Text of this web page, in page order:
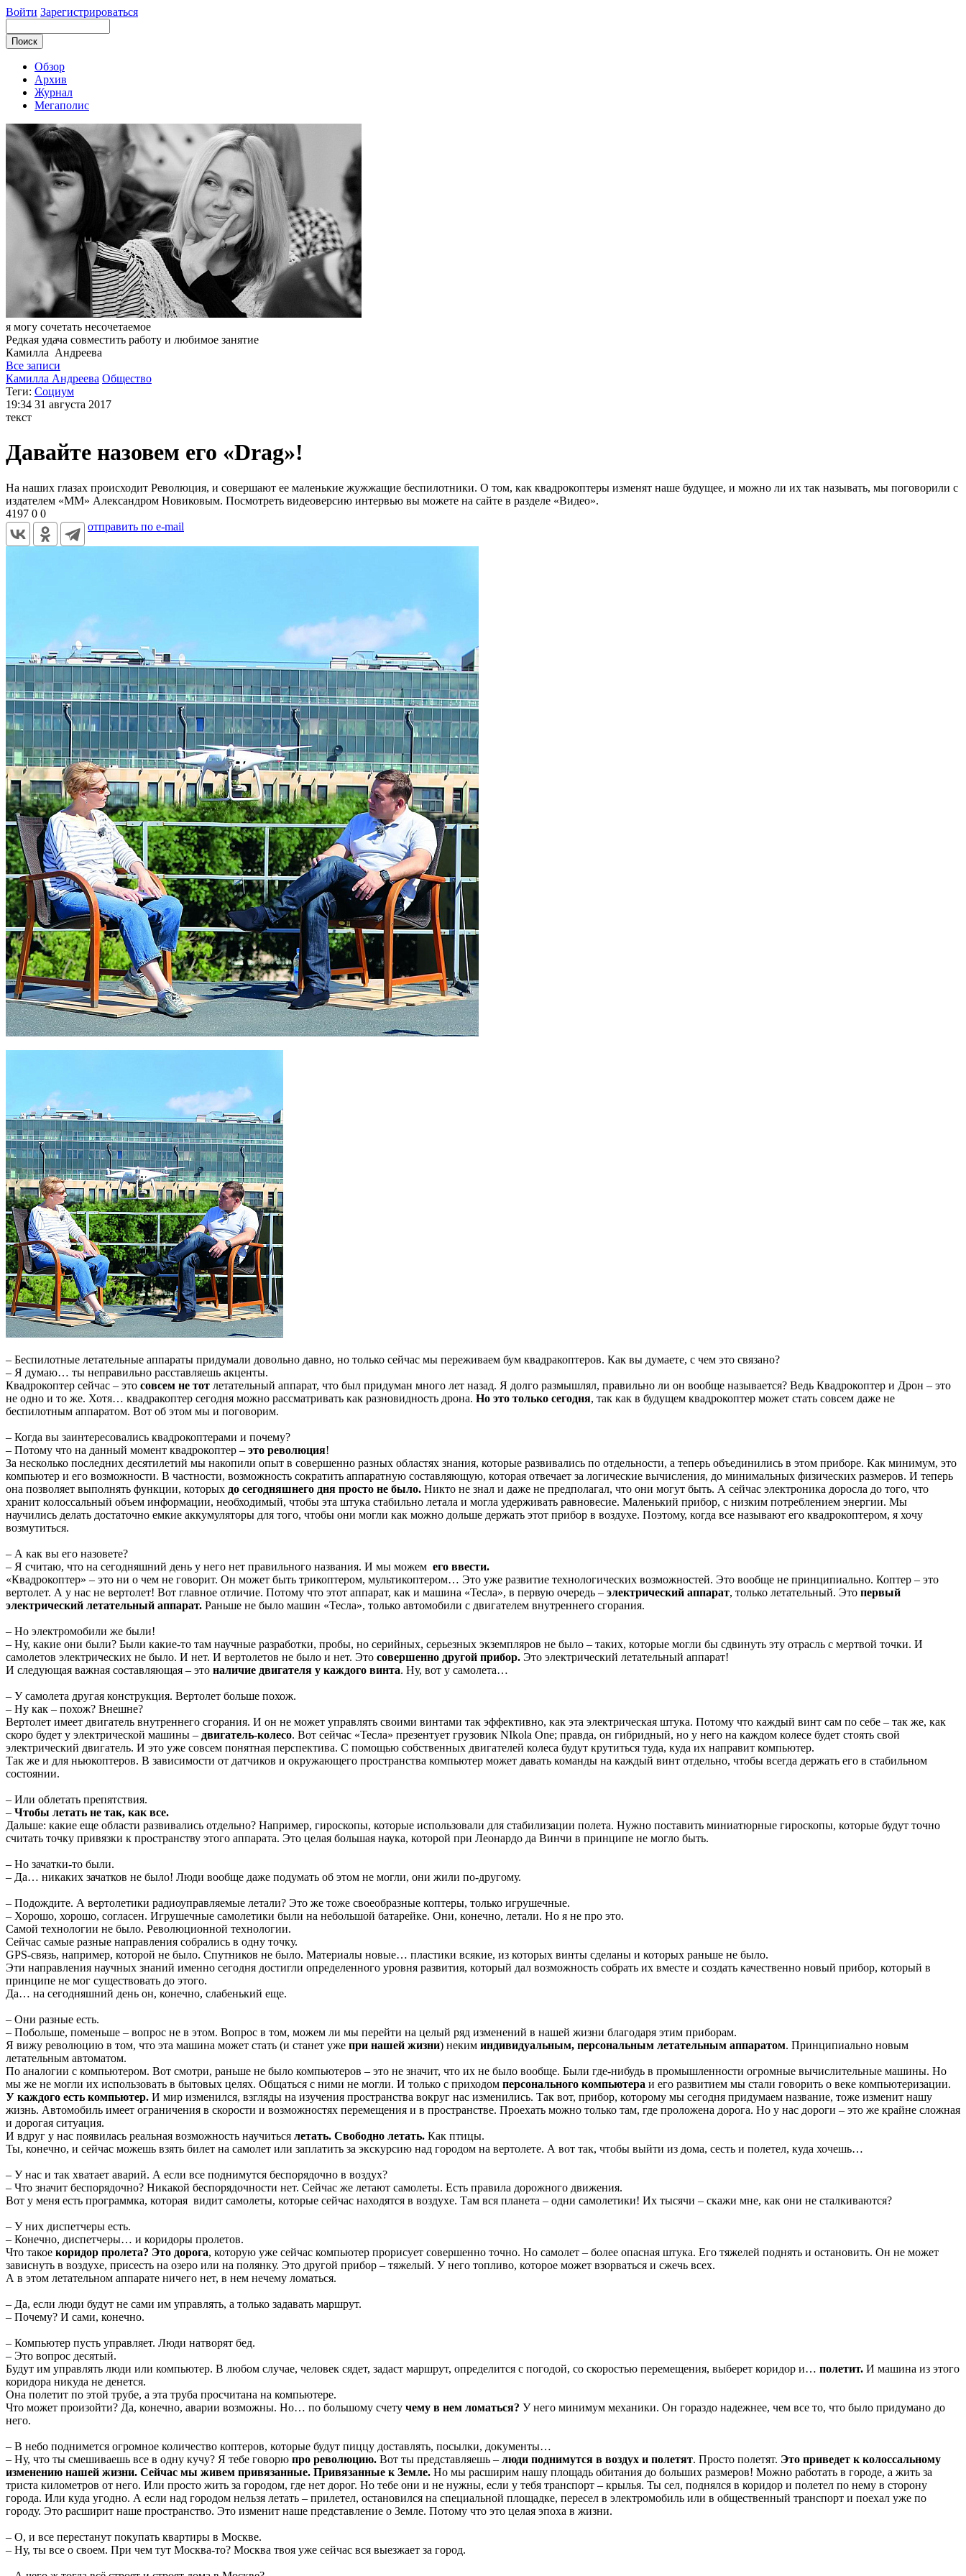
Войти Зарегистрироваться
Обзор
Архив
Журнал
Мегаполис
я могу сочетать несочетаемое
Редкая удача совместить работу и любимое занятие
Камилла Андреева
Все записи
Камилла Андреева Общество
Теги: Социум
19:34 31 августа 2017
текст
Давайте назовем его «Drag»!
На наших глазах происходит Революция, и совершают ее маленькие жужжащие беспилотники. О том, как квадрокоптеры изменят наше будущее, и можно ли их так называть, мы поговорили с
издателем «ММ» Александром Новиковым. Посмотреть видеоверсию интервью вы можете на сайте в разделе «Видео».
4197 0 0
отправить по e-mail
– Беспилотные летательные аппараты придумали довольно давно, но только сейчас мы переживаем бум квадракоптеров. Как вы думаете, с чем это связано?
– Я думаю… ты неправильно расставляешь акценты.
Квадрокоптер сейчас – это совсем не тот летательный аппарат, что был придуман много лет назад. Я долго размышлял, правильно ли он вообще называется? Ведь Квадрокоптер и Дрон – это
не одно и то же. Хотя… квадракоптер сегодня можно рассматривать как разновидность дрона. Но это только сегодня, так как в будущем квадрокоптер может стать совсем даже не
беспилотным аппаратом. Вот об этом мы и поговорим.
– Когда вы заинтересовались квадрокоптерами и почему?
– Потому что на данный момент квадрокоптер – это революция!
За несколько последних десятилетий мы накопили опыт в совершенно разных областях знания, которые развивались по отдельности, а теперь объединились в этом приборе. Как минимум, это
компьютер и его возможности. В частности, возможность сократить аппаратную составляющую, которая отвечает за логические вычисления, до минимальных физических размеров. И теперь
она позволяет выполнять функции, которых до сегодняшнего дня просто не было. Никто не знал и даже не предполагал, что они могут быть. А сейчас электроника доросла до того, что
хранит колоссальный объем информации, необходимый, чтобы эта штука стабильно летала и могла удерживать равновесие. Маленький прибор, с низким потреблением энергии. Мы
научились делать достаточно емкие аккумуляторы для того, чтобы они могли как можно дольше держать этот прибор в воздухе. Поэтому, когда все называют его квадрокоптером, я хочу
возмутиться.
– А как вы его назовете?
– Я считаю, что на сегодняшний день у него нет правильного названия. И мы можем его ввести.
«Квадрокоптер» – это ни о чем не говорит. Он может быть трикоптером, мультикоптером… Это уже развитие технологических возможностей. Это вообще не принципиально. Коптер – это
вертолет. А у нас не вертолет! Вот главное отличие. Потому что этот аппарат, как и машина «Тесла», в первую очередь – электрический аппарат, только летательный. Это первый
электрический летательный аппарат. Раньше не было машин «Тесла», только автомобили с двигателем внутреннего сгорания.
– Но электромобили же были!
– Ну, какие они были? Были какие-то там научные разработки, пробы, но серийных, серьезных экземпляров не было – таких, которые могли бы сдвинуть эту отрасль с мертвой точки. И
самолетов электрических не было. И нет. И вертолетов не было и нет. Это совершенно другой прибор. Это электрический летательный аппарат!
И следующая важная составляющая – это наличие двигателя у каждого винта. Ну, вот у самолета…
– У самолета другая конструкция. Вертолет больше похож.
– Ну как – похож? Внешне?
Вертолет имеет двигатель внутреннего сгорания. И он не может управлять своими винтами так эффективно, как эта электрическая штука. Потому что каждый винт сам по себе – так же, как
скоро будет у электрической машины – двигатель-колесо. Вот сейчас «Тесла» презентует грузовик NIkola One; правда, он гибридный, но у него на каждом колесе будет стоять свой
электрический двигатель. И это уже совсем понятная перспектива. С помощью собственных двигателей колеса будут крутиться туда, куда их направит компьютер.
Так же и для ньюкоптеров. В зависимости от датчиков и окружающего пространства компьютер может давать команды на каждый винт отдельно, чтобы всегда держать его в стабильном
состоянии.
– Или облетать препятствия.
– Чтобы летать не так, как все.
Дальше: какие еще области развивались отдельно? Например, гироскопы, которые использовали для стабилизации полета. Нужно поставить миниатюрные гироскопы, которые будут точно
считать точку привязки к пространству этого аппарата. Это целая большая наука, которой при Леонардо да Винчи в принципе не могло быть.
– Но зачатки-то были.
– Да… никаких зачатков не было! Люди вообще даже подумать об этом не могли, они жили по-другому.
– Подождите. А вертолетики радиоуправляемые летали? Это же тоже своеобразные коптеры, только игрушечные.
– Хорошо, хорошо, согласен. Игрушечные самолетики были на небольшой батарейке. Они, конечно, летали. Но я не про это.
Самой технологии не было. Революционной технологии.
Сейчас самые разные направления собрались в одну точку.
GPS-связь, например, которой не было. Спутников не было. Материалы новые… пластики всякие, из которых винты сделаны и которых раньше не было.
Эти направления научных знаний именно сегодня достигли определенного уровня развития, который дал возможность собрать их вместе и создать качественно новый прибор, который в
принципе не мог существовать до этого.
Да… на сегодняшний день он, конечно, слабенький еще.
– Они разные есть.
– Побольше, поменьше – вопрос не в этом. Вопрос в том, можем ли мы перейти на целый ряд изменений в нашей жизни благодаря этим приборам.
Я вижу революцию в том, что эта машина может стать (и станет уже при нашей жизни) неким индивидуальным, персональным летательным аппаратом. Принципиально новым
летательным автоматом.
По аналогии с компьютером. Вот смотри, раньше не было компьютеров – это не значит, что их не было вообще. Были где-нибудь в промышленности огромные вычислительные машины. Но
мы же не могли их использовать в бытовых целях. Общаться с ними не могли. И только с приходом персонального компьютера и его развитием мы стали говорить о веке компьютеризации.
У каждого есть компьютер. И мир изменился, взгляды на изучения пространства вокруг нас изменились. Так вот, прибор, которому мы сегодня придумаем название, тоже изменит нашу
жизнь. Автомобиль имеет ограничения в скорости и возможностях перемещения и в пространстве. Проехать можно только там, где проложена дорога. Но у нас дороги – это же крайне сложная
и дорогая ситуация.
И вдруг у нас появилась реальная возможность научиться летать. Свободно летать. Как птицы.
Ты, конечно, и сейчас можешь взять билет на самолет или заплатить за экскурсию над городом на вертолете. А вот так, чтобы выйти из дома, сесть и полетел, куда хочешь…
– У нас и так хватает аварий. А если все поднимутся беспорядочно в воздух?
– Что значит беспорядочно? Никакой беспорядочности нет. Сейчас же летают самолеты. Есть правила дорожного движения.
Вот у меня есть программка, которая видит самолеты, которые сейчас находятся в воздухе. Там вся планета – одни самолетики! Их тысячи – скажи мне, как они не сталкиваются?
– У них диспетчеры есть.
– Конечно, диспетчеры… и коридоры пролетов.
Что такое коридор пролета? Это дорога, которую уже сейчас компьютер прорисует совершенно точно. Но самолет – более опасная штука. Его тяжелей поднять и остановить. Он не может
зависнуть в воздухе, присесть на озеро или на полянку. Это другой прибор – тяжелый. У него топливо, которое может взорваться и сжечь всех.
А в этом летательном аппарате ничего нет, в нем нечему ломаться.
– Да, если люди будут не сами им управлять, а только задавать маршрут.
– Почему? И сами, конечно.
– Компьютер пусть управляет. Люди натворят бед.
– Это вопрос десятый.
Будут им управлять люди или компьютер. В любом случае, человек сядет, задаст маршрут, определится с погодой, со скоростью перемещения, выберет коридор и… полетит. И машина из этого
коридора никуда не денется.
Она полетит по этой трубе, а эта труба просчитана на компьютере.
Что может произойти? Да, конечно, аварии возможны. Но… по большому счету чему в нем ломаться? У него минимум механики. Он гораздо надежнее, чем все то, что было придумано до
него.
– В небо поднимется огромное количество коптеров, которые будут пиццу доставлять, посылки, документы…
– Ну, что ты смешиваешь все в одну кучу? Я тебе говорю про революцию. Вот ты представляешь – люди поднимутся в воздух и полетят. Просто полетят. Это приведет к колоссальному
изменению нашей жизни. Сейчас мы живем привязанные. Привязанные к Земле. Но мы расширим нашу площадь обитания до больших размеров! Можно работать в городе, а жить за
триста километров от него. Или просто жить за городом, где нет дорог. Но тебе они и не нужны, если у тебя транспорт – крылья. Ты сел, поднялся в коридор и полетел по нему в сторону
города. Или куда угодно. А если над городом нельзя летать – прилетел, остановился на специальной площадке, пересел в электромобиль или в общественный транспорт и поехал уже по
городу. Это расширит наше пространство. Это изменит наше представление о Земле. Потому что это целая эпоха в жизни.
– О, и все перестанут покупать квартиры в Москве.
– Ну, ты все о своем. При чем тут Москва-то? Москва твоя уже сейчас вся выезжает за город.